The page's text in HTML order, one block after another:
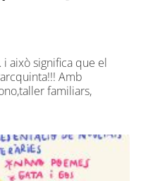
i això significa que el
Amb
familiars,